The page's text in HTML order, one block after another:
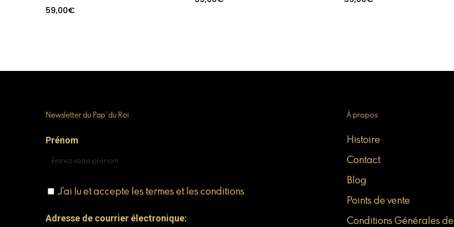
59,00€
Newsletter du Pap’ du Roi
Prénom
J'ai lu et accepte les termes et les conditions
Adresse de courrier électronique:
À propos
Histoire
Contact
Blog
Points de vente
Conditions Générales de